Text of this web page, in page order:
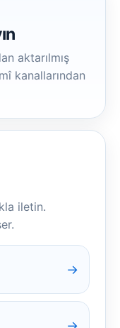
aktarılmış
kanallarından
iletin.
→